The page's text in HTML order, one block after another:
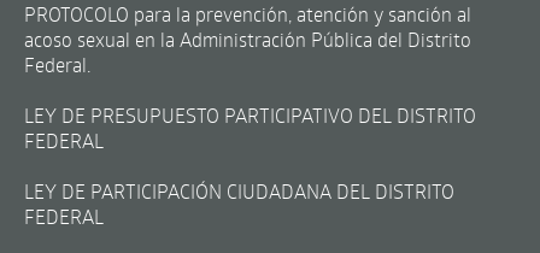
PROTOCOLO para la prevención, atención y sanción al
acoso sexual en la Administración Pública del Distrito
Federal.
LEY DE PRESUPUESTO PARTICIPATIVO DEL DISTRITO
FEDERAL
LEY DE PARTICIPACIÓN CIUDADANA DEL DISTRITO
FEDERAL